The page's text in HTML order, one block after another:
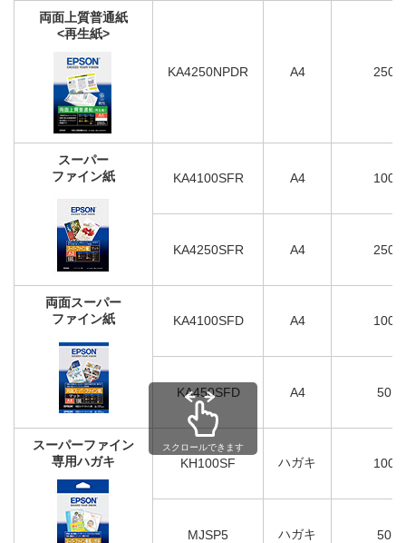
両面上質普通紙
<再生紙>
KA4250NPDR A4 250
スーパー
ファイン紙
KA4100SFR A4 100
KA4250SFR A4 250
両面スーパー
ファイン紙
KA4100SFD A4 100
KA450SFD A4 50
スーパーファイン
専用ハガキ
KH100SF ハガキ 100
MJSP5 ハガキ 50
スクロールできます